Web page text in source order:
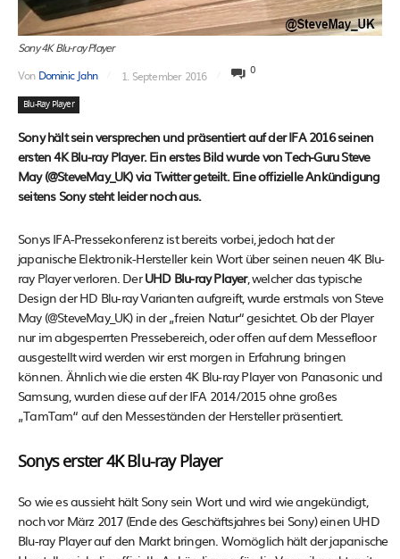
Sony 4K Blu-ray Player
Von Dominic Jahn 1. September 2016 0
Blu-Ray Player
Sony hält sein versprechen und präsentiert auf der IFA 2016 seinen
ersten 4K Blu-ray Player. Ein erstes Bild wurde von Tech-Guru Steve
May (@SteveMay_UK) via Twitter geteilt. Eine offizielle Ankündigung
seitens Sony steht leider noch aus.
Sonys IFA-Pressekonferenz ist bereits vorbei, jedoch hat der
japanische Elektronik-Hersteller kein Wort über seinen neuen 4K Blu-
ray Player verloren. DerUHD Blu-ray Player, welcher das typische
Design der HD Blu-ray Varianten aufgreift, wurde erstmals von Steve
May (@SteveMay_UK) in der „freien Natur“ gesichtet. Ob der Player
nur im abgesperrten Pressebereich, oder offen auf dem Messefloor
ausgestellt wird werden wir erst morgen in Erfahrung bringen
können. Ähnlich wie die ersten 4K Blu-ray Player von Panasonic und
Samsung, wurden diese auf der IFA 2014/2015 ohne großes
„TamTam“ auf den Messeständen der Hersteller präsentiert.
Sonys erster 4K Blu-ray Player
So wie es aussieht hält Sony sein Wort und wird wie angekündigt,
noch vor März 2017 (Ende des Geschäftsjahres bei Sony) einen UHD
Blu-ray Player auf den Markt bringen. Womöglich hält der japanische